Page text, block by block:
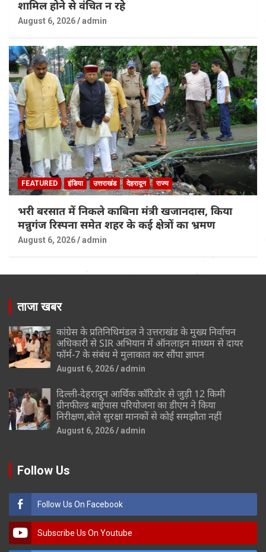
शामिल होने से वंचित न रहे
August 6, 2026 admin
FEATURED इंडिया उत्तराखंड देहरादून राज्य
भरी बरसात में निकले काबिना मंत्री खजानदास, किया
मन्नुगंज रिस्पना समेत शहर के कई क्षेत्रों का भ्रमण
August 6, 2026 admin
ताजा खबर
कांग्रेस के प्रतिनिधिमंडल ने उत्तराखंड के मुख्य निर्वाचन
अधिकारी से SIR अभियान में ऑनलाइन माध्यम से दायर
फॉर्म-7 के संबंध मे मुलाकात कर सौंपा ज्ञापन
August 6, 2026 admin
दिल्ली-देहरादून आर्थिक कॉरिडोर से जुड़ी 12 किमी
ग्रीनफील्ड बाईपास परियोजना का डीएम ने किया
निरीक्षण,बोले सुरक्षा मानकों से कोई समझौता नहीं
August 6, 2026 admin
Follow Us
Follow Us On Facebook
Subscribe Us On Youtube